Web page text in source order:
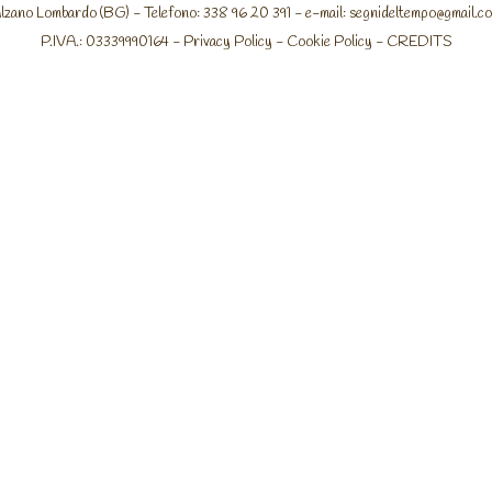
Lombardo (BG) - Telefono: 338 96 20 391 - e-mail:
P.IVA.: 03339990164 - Privacy Policy - Cookie Policy - CREDITS